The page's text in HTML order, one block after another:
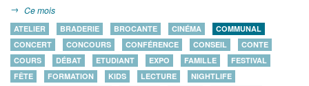
Ce mois
ATELIER BRADERIE BROCANTE CINÉMA
COMMUNAL
CONCERT
CONCOURS CONFÉRENCE CONSEIL
CONTE
COURS
DÉBAT ETUDIANT EXPO FAMILLE
FESTIVAL
FÊTE
FORMATION KIDS LECTURE
NIGHTLIFE